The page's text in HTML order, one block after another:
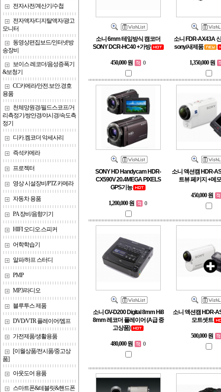
전자사전/계산기/수첩
전자액자/디지탈액자/광고
모니터
동영상편집보드/인터넷방
송장비
보이스 레코더/음성증폭기
&보청기
CC카메라/안전.보안.경호
용품
천체망원경/필드스코프/거
리측정기/쌍안경/야시경/속도측
정기
디카.켐코더 악세사리
즉석카메라
프로젝터
영상 시설장비/PTZ 카메라
자동차 용품
PA 장비/음향기기
HIFI 오디오.스피커
어학학습기
알파/하프 스터디
PMP
MP3/라디오
블루투스 제품
DVD/VTR 플레이어/엠프
가전제품/생활용품
[이월상품/전시품/중고상
품]
아웃도어 용품
스마트폰&테블릿&핸드폰
소니 6mm 테잎방식 캠코더
SONY DCR-HC40 +가방
450,000 원 0
소니 FDR-AX43A
sony/새제품
1,350,000 원
SONY HD Handycam HDR-
CX590V 20.4MEGA PIXELS
GPS기능
1,200,000 원 0
소니 액션캠 HDR-
트뷰 페키지 +메
450,000 원
소니 GV-D200 Digital 8mm Hi8
8mm 레코더 플레이어 (A급 중
고상품)
480,000 원 0
소니 액션캠 HDR-
모트셋트
500,000 원